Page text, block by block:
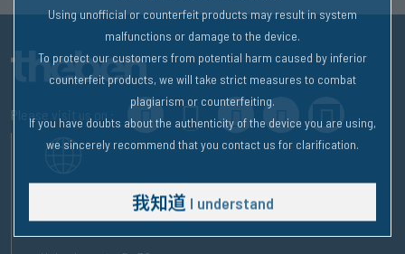
Please visit us on :
Using unofficial or counterfeit products may result in system
malfunctions or damage to the device.
To protect our customers from potential harm caused by inferior
counterfeit products, we will take strict measures to combat
plagiarism or counterfeiting.
If you have doubts about the authenticity of the device you are using,
we sincerely recommend that you contact us for clarification.
我知道 I understand